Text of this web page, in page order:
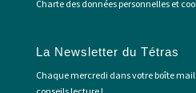
Charte des données personnelles et
La Newsletter du Tétras
Chaque mercredi dans votre boîte mail